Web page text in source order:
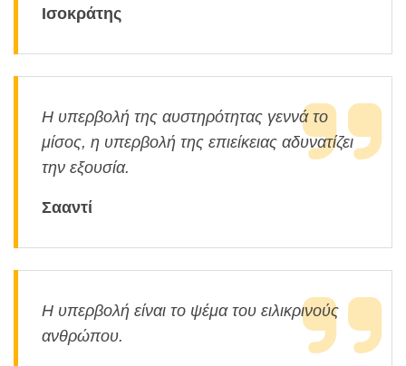
Ισοκράτης
Η υπερβολή της αυστηρότητας γεννά το
μίσος, η υπερβολή της επιείκειας αδυνατίζει
την εξουσία.
Σααντί
Η υπερβολή είναι το ψέμα του ειλικρινούς
ανθρώπου.